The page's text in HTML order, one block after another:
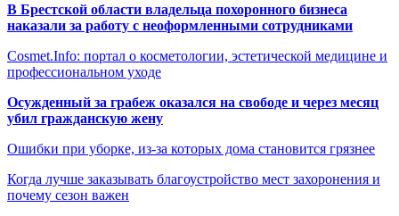
В Брестской области владельца похоронного бизнеса
наказали за работу с неоформленными сотрудниками
Cosmet.Info: портал о косметологии, эстетической медицине и
профессиональном уходе
Осужденный за грабеж оказался на свободе и через месяц
убил гражданскую жену
Ошибки при уборке, из-за которых дома становится грязнее
Когда лучше заказывать благоустройство мест захоронения и
почему сезон важен